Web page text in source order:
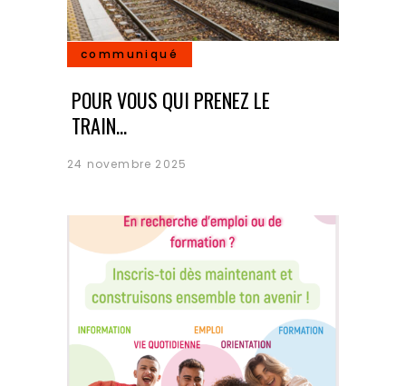
communiqué
POUR VOUS QUI PRENEZ LE
TRAIN…
24 novembre 2025